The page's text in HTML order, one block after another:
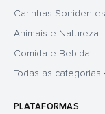
Carinhas
Animais e Natureza
Comida e Bebida
Todas as categorias
PLATAFORMAS